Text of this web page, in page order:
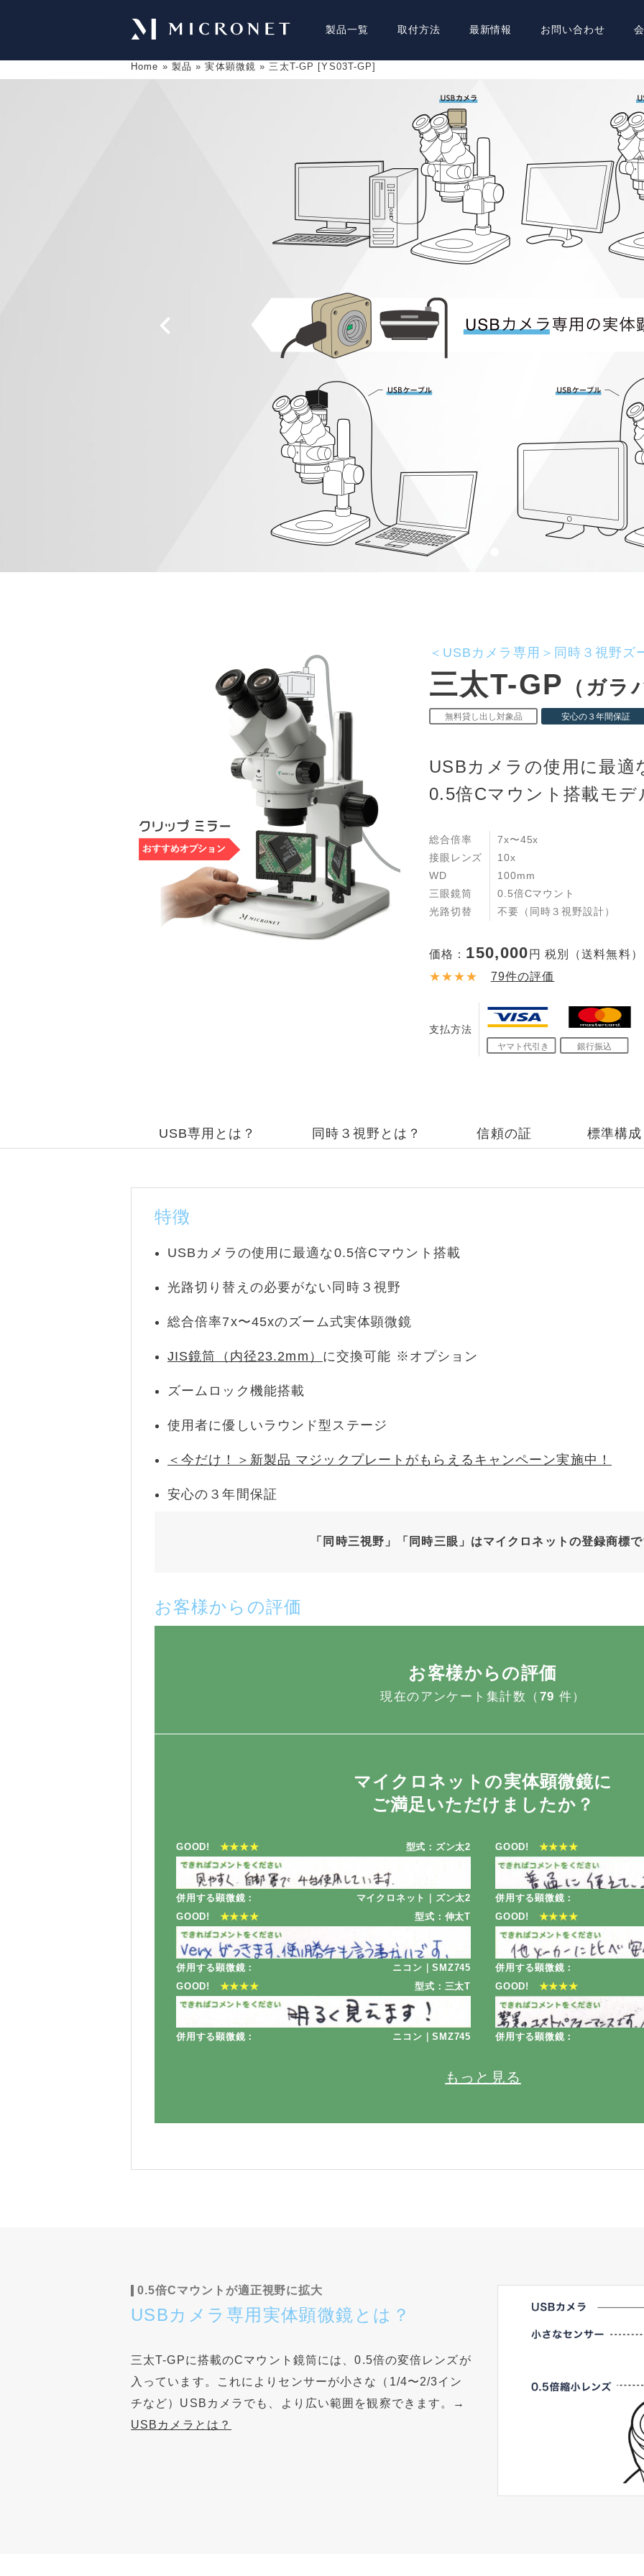
製品一覧 取付方法 最新情報 お問い合わせ
Home » 製品 » 実体顕微鏡 » 三太T-GP [YS03T-GP]
＜USBカメラ専用＞同時３視野ズ
三太T-GP （ガラ
USBカメラの使用に最適
0.5倍Cマウント搭載モデ
総合倍率
接眼レンズ
WD
三眼鏡筒
光路切替
7x〜45x
10x
100mm
0.5倍Cマウント
不要（同時３視野設計）
価格： 150,000 円 税別（送料無料）
★★★★
79件の評価
支払方法
USB専用とは？ 同時３視野とは？ 信頼の証 標準構
特徴
USBカメラの使用に最適な0.5倍Cマウント搭載
光路切り替えの必要がない同時３視野
総合倍率7x〜45xのズーム式実体顕微鏡
JIS鏡筒（内径23.2mm） に交換可能 ※オプション
ズームロック機能搭載
使用者に優しいラウンド型ステージ
＜今だけ！＞新製品 マジックプレートがもらえるキャンペーン実施中！
安心の３年間保証
「同時三視野」「同時三眼」はマイクロネットの登録商標
お客様からの評価
お客様からの評価
現在のアンケート集計数（ 79 件）
マイクロネットの実体顕微鏡に
ご満足いただけましたか？
GOOD! ★★★★ 型式：ズン太2
併用する顕微鏡： マイクロネット｜ズン太2
GOOD! ★★★★
併用する顕微鏡：
GOOD! ★★★★ 型式：伸太T
併用する顕微鏡： ニコン｜SMZ745
GOOD! ★★★★
併用する顕微鏡：
GOOD! ★★★★ 型式：三太T
併用する顕微鏡： ニコン｜SMZ745
GOOD! ★★★★
併用する顕微鏡：
もっと見る
0.5倍Cマウントが適正視野に拡大
USBカメラ専用実体顕微鏡とは？
三太T-GPに搭載のCマウント鏡筒には、0.5倍の変倍レンズが
入っています。これによりセンサーが小さな（1/4〜2/3イン
チなど）USBカメラでも、より広い範囲を観察できます。→
USBカメラとは？